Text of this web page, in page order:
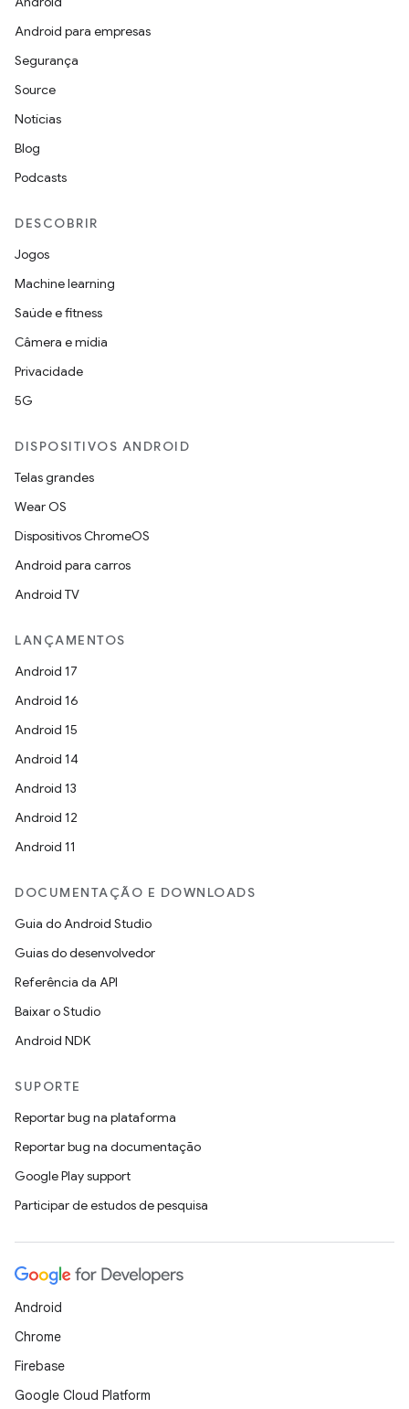
Android para empresas
Segurança
Source
Notícias
Blog
Podcasts
DESCOBRIR
Jogos
Machine learning
Saúde e fitness
Câmera e mídia
Privacidade
5G
DISPOSITIVOS ANDROID
Telas grandes
Wear OS
Dispositivos ChromeOS
Android para carros
Android TV
LANÇAMENTOS
Android 17
Android 16
Android 15
Android 14
Android 13
Android 12
Android 11
DOCUMENTAÇÃO E DOWNLOADS
Guia do Android Studio
Guias do desenvolvedor
Referência da API
Baixar o Studio
Android NDK
SUPORTE
Reportar bug na plataforma
Reportar bug na documentação
Google Play support
Participar de estudos de pesquisa
Android
Chrome
Firebase
Google Cloud Platform